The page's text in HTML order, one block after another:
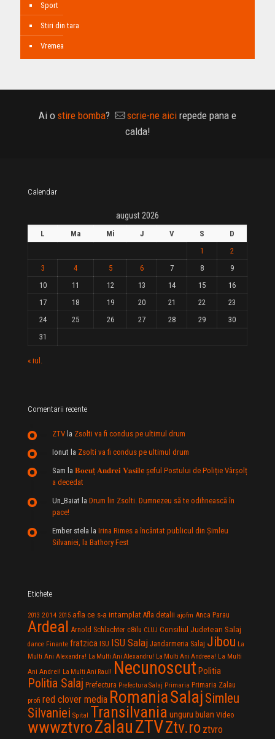
Sport
Stiri din tara
Vremea
Ai o stire bomba? scrie-ne aici repede pana e
calda!
Calendar
august 2026
L Ma Mi J V S
D
1
2
3
4 5 6 7 8
9
10
11 12 13 14 15
16
17
18 19 20 21 22
23
24
25 26 27 28 29
30
31
« iul.
Comentarii recente
ZTV la Zsolti va fi condus pe ultimul drum
Ionut la Zsolti va fi condus pe ultimul drum
Sam la 𝐁𝐨𝐜𝐮ț 𝐀𝐧𝐝𝐫𝐞𝐢 𝐕𝐚𝐬𝐢𝐥e şeful Postului de Poliție Vârșolț
a decedat
Un_Baiat la Drum lin Zsolti. Dumnezeu sã te odihneascã în
pace!
Ember stela la Irina Rimes a încântat publicul din Şimleu
Silvaniei, la Bathory Fest
Etichete
2013 2014 2015 afla ce s-a intamplat Afla detalii ajofm Anca Parau
Ardeal Arnold Schlachter c8ilu CLUJ Consiliul Judetean Salaj
dance Finante fratzica ISU ISU Salaj Jandarmeria Salaj Jibou La
Multi Ani Alexandra! La Multi Ani Alexandru! La Multi Ani Andreea! La Multi
Ani Andrei! La Multi Ani Raul! Necunoscut Politia
Politia Salaj Prefectura Prefectura Salaj Primaria Primaria Zalau
profi red clover media RomaniaSalaj Simleu
Silvaniei Spital Transilvania unguru bulan Video
wwwztvroZalauZTVZtv.ro ztvro